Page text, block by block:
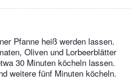
Pfanne heiß werden lassen.
Oliven und Lorbeerblätter
30 Minuten köcheln lassen.
weitere fünf Minuten köcheln.